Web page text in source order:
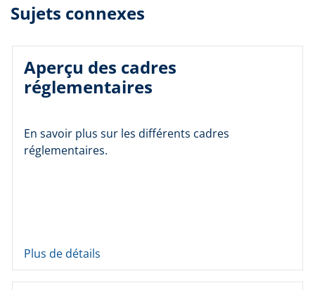
Sujets connexes
Aperçu des cadres
réglementaires
En savoir plus sur les différents cadres
réglementaires.
Plus de détails